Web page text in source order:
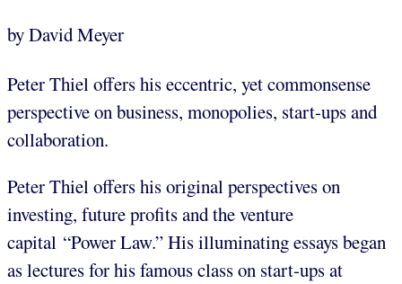
by David Meyer
Peter Thiel offers his eccentric, yet commonsense
perspective on business, monopolies, start-ups and
collaboration.
Peter Thiel offers his original perspectives on
investing, future profits and the venture
capital “Power Law.” His illuminating essays began
as lectures for his famous class on start-ups at